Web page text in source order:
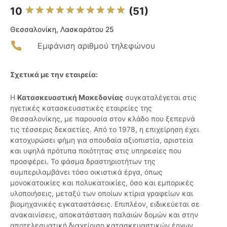
10 (51)
Θεσσαλονίκη, Λασκαράτου 25
Εμφάνιση αριθμού τηλεφώνου
Σχετικά με την εταιρεία:
Η Κατασκευαστική Μακεδονίας συγκαταλέγεται στις
ηγετικές κατασκευαστικές εταιρείες της
Θεσσαλονίκης, με παρουσία στον κλάδο που ξεπερνά
τις τέσσερις δεκαετίες. Από το 1978, η επιχείρηση έχει
κατοχυρώσει φήμη για σπουδαία αξιοπιστία, αριστεία
και υψηλά πρότυπα ποιότητας στις υπηρεσίες που
προσφέρει. Το φάσμα δραστηριοτήτων της
συμπεριλαμβάνει τόσο οικιστικά έργα, όπως
μονοκατοικίες και πολυκατοικίες, όσο και εμπορικές
υλοποιήσεις, μεταξύ των οποίων κτίρια γραφείων και
βιομηχανικές εγκαταστάσεις. Επιπλέον, ειδικεύεται σε
ανακαινίσεις, αποκατάσταση παλαιών δομών και στην
αποτελεσματική διαχείριση κατασκευαστικών έργων,